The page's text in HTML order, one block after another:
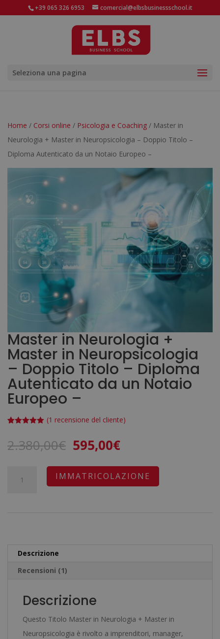
+39 065 326 6953 comercial@elbsbusinessschool.it
Seleziona una pagina
Home / Corsi online / Psicologia e Coaching / Master in
Neurologia + Master in Neuropsicologia – Doppio Titolo –
Diploma Autenticato da un Notaio Europeo –
Master in Neurologia +
Master in Neuropsicologia
– Doppio Titolo – Diploma
Autenticato da un Notaio
Europeo –
su base
di
(1 recensione del cliente)
2.380,00€ Il
originale
era:
595,00€Il
attuale
è:
Neuropsicologia
Titolo
Diploma
IMMATRICOLAZIONE
e
:
Descrizione
Recensioni (1)
Descrizione
Questo Titolo Master in Neurologia + Master in
Neuropsicologia è rivolto a imprenditori, manager,